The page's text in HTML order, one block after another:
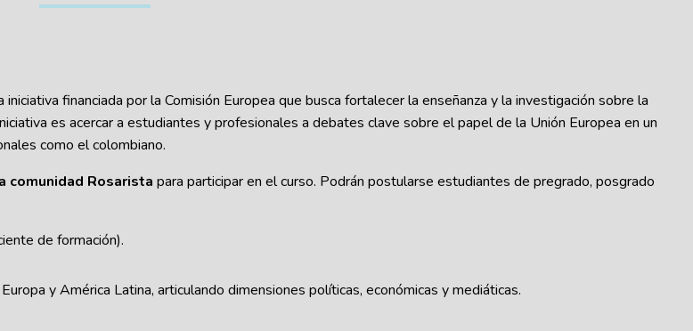
iniciativa financiada por la Comisión Europea que busca fortalecer la enseñanza y la investigación sobre la
es acercar a estudiantes y profesionales a debates clave sobre el papel de la Unión Europea en un
como el colombiano.
comunidad Rosarista para participar en el curso. Podrán postularse estudiantes de pregrado, posgrado
de formación).
y América Latina, articulando dimensiones políticas, económicas y mediáticas.